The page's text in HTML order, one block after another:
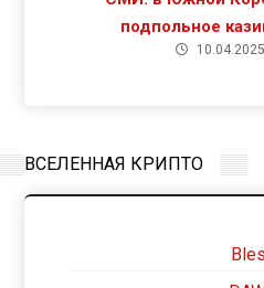
подпольное
10.04.2025
ВСЕЛЕННАЯ КРИПТО